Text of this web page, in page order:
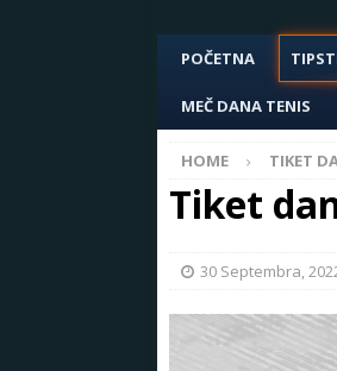
POČETNA
MEČ DANA TENIS
HOME TIKET
Tiket
30 Septembra,